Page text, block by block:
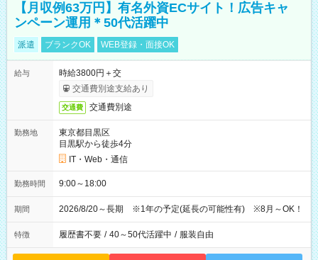
【月収例63万円】有名外資ECサイト！広告キャ
ンペーン運用＊50代活躍中
派遣 ブランクOK WEB登録・面接OK
給与
時給3800円＋交
交通費別途支給あり
交通費 交通費別途
勤務地
東京都目黒区
目黒駅から徒歩4分
IT・Web・通信
勤務時間 9:00～18:00
期間 2026/8/20～長期 ※1年の予定(延長の可能性有) ※8月～OK！
特徴 履歴書不要 / 40～50代活躍中 / 服装自由